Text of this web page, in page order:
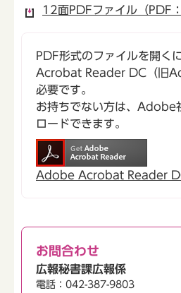
12面PDFファイル（PDF
PDF形式のファイルを開く
Acrobat Reader DC（旧
必要です。
お持ちでない方は、Adobe
ロードできます。
Adobe Acrobat Reader
お問合わせ
広報秘書課広報係
電話：042-387-9803